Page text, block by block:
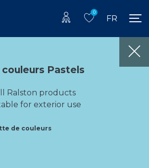
0
FR
Pastels
Ralston products
for exterior use
de couleurs